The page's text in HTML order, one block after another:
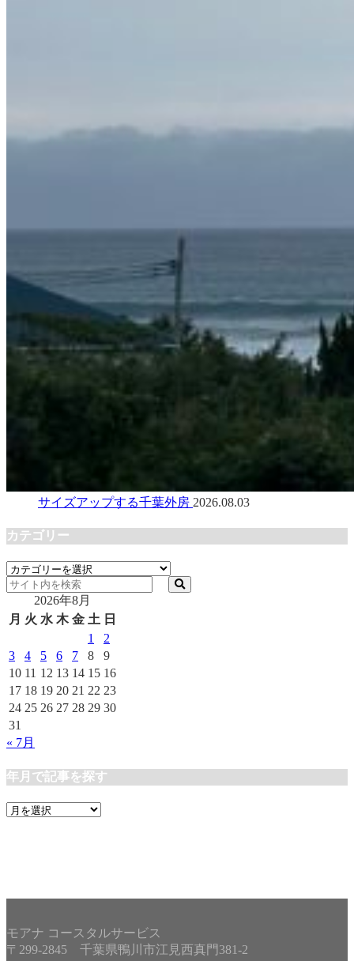
サイズアップする千葉外房 2026.08.03
カテゴリー
カ
テ
リ
2026年8月
月 火 水 木 金 土 日
1
2
3
4 5 6 7 8
9
10 11 12 13 14 15 16
17 18 19 20 21 22 23
24 25 26 27 28 29 30
31
« 7月
年月で記事を探す
年
モアナ コースタルサービス
〒299-2845 千葉県鴨川市江見西真門381-2